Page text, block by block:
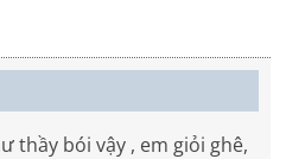
thầy bói vậy , em giỏi ghê,